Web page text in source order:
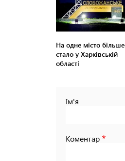
На одне місто більше
стало у Харківській
області
Ім'я
Коментар